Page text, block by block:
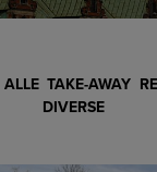
ALLE TAKE-AWAY
DIVERSE